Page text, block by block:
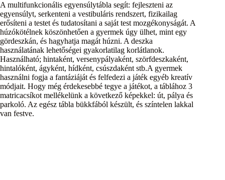
A multifunkcionális egyensúlytábla segít: fejleszteni az
egyensúlyt, serkenteni a vestibuláris rendszert, fizikailag
erősíteni a testet és tudatosítani a saját test mozgékonyságát. A
húzókötélnek köszönhetően a gyermek úgy ülhet, mint egy
gördeszkán, és hagyhatja magát húzni. A deszka
használatának lehetőségei gyakorlatilag korlátlanok.
Használható; hintaként, versenypályaként, szörfdeszkaként,
hintalóként, ágyként, hídként, csúszdaként stb.A gyermek
használni fogja a fantáziáját és felfedezi a játék egyéb kreatív
módjait. Hogy még érdekesebbé tegye a játékot, a táblához 3
matricacsíkot mellékelünk a következő képekkel: út, pálya és
parkoló. Az egész tábla bükkfából készült, és színtelen lakkal
van festve.